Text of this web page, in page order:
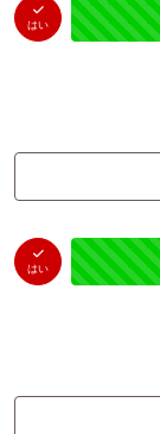
はい
はい
（0件）
未投票
はい
はい
（0件）
未投票